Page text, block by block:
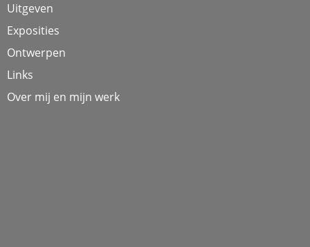
Uitgeven
Exposities
Ontwerpen
Links
Over mij en mijn werk